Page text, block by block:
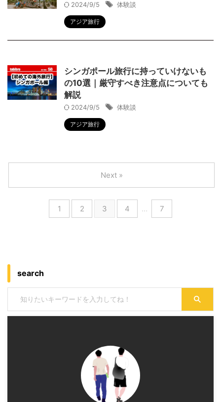
2024/9/5 体験談
アジア旅行
シンガポール旅行に持っていけないも
の10選｜厳守すべき注意点についても
解説
2024/9/5 体験談
アジア旅行
1 2 3 4 … 7
Next »
search